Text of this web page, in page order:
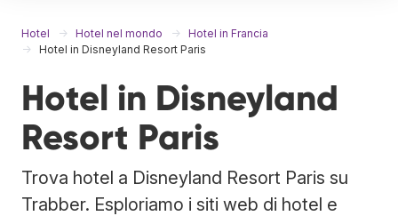
Hotel Hotel nel mondo
Hotel in Francia
Hotel in Disneyland Resort Paris
Hotel in Disneyland
Resort Paris
Trova hotel a Disneyland Resort Paris su
Trabber. Esploriamo i siti web di hotel e